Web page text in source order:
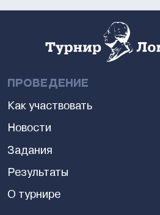
ПРОВЕДЕНИЕ
Как участвовать
Новости
Задания
Результаты
О турнире